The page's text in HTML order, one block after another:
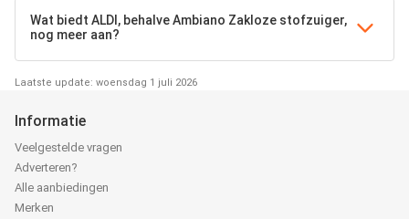
Wat biedt ALDI, behalve Ambiano Zakloze stofzuiger,
nog meer aan?
Laatste update: woensdag 1 juli 2026
Informatie
Veelgestelde vragen
Adverteren?
Alle aanbiedingen
Merken